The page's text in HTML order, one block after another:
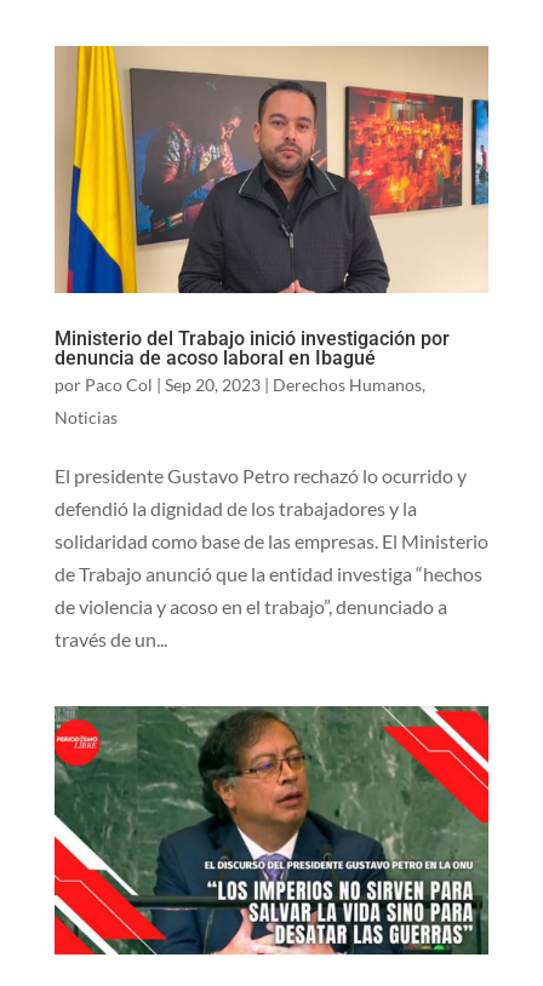
Ministerio del Trabajo inició investigación por
denuncia de acoso laboral en Ibagué
por Paco Col | Sep 20, 2023| Derechos Humanos,
Noticias
El presidente Gustavo Petro rechazó lo ocurrido y
defendió la dignidad de los trabajadores y la
solidaridad como base de las empresas. El Ministerio
de Trabajo anunció que la entidad investiga “hechos
de violencia y acoso en el trabajo”, denunciado a
través de un...